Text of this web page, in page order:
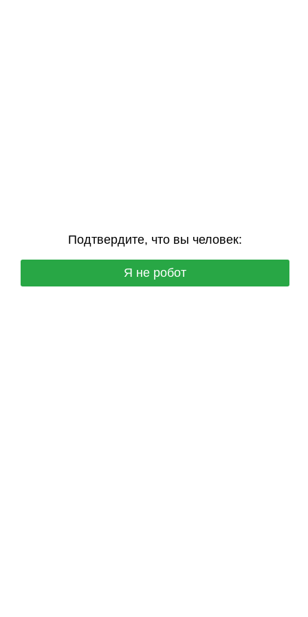
Подтвердите, что вы человек:
Я не робот